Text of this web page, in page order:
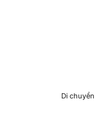
Di